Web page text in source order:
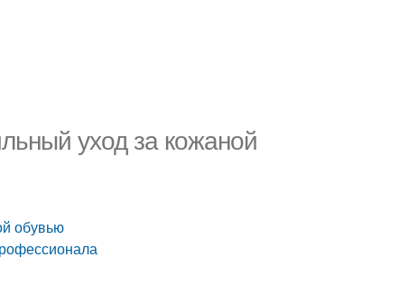
уход за кожаной
обувью